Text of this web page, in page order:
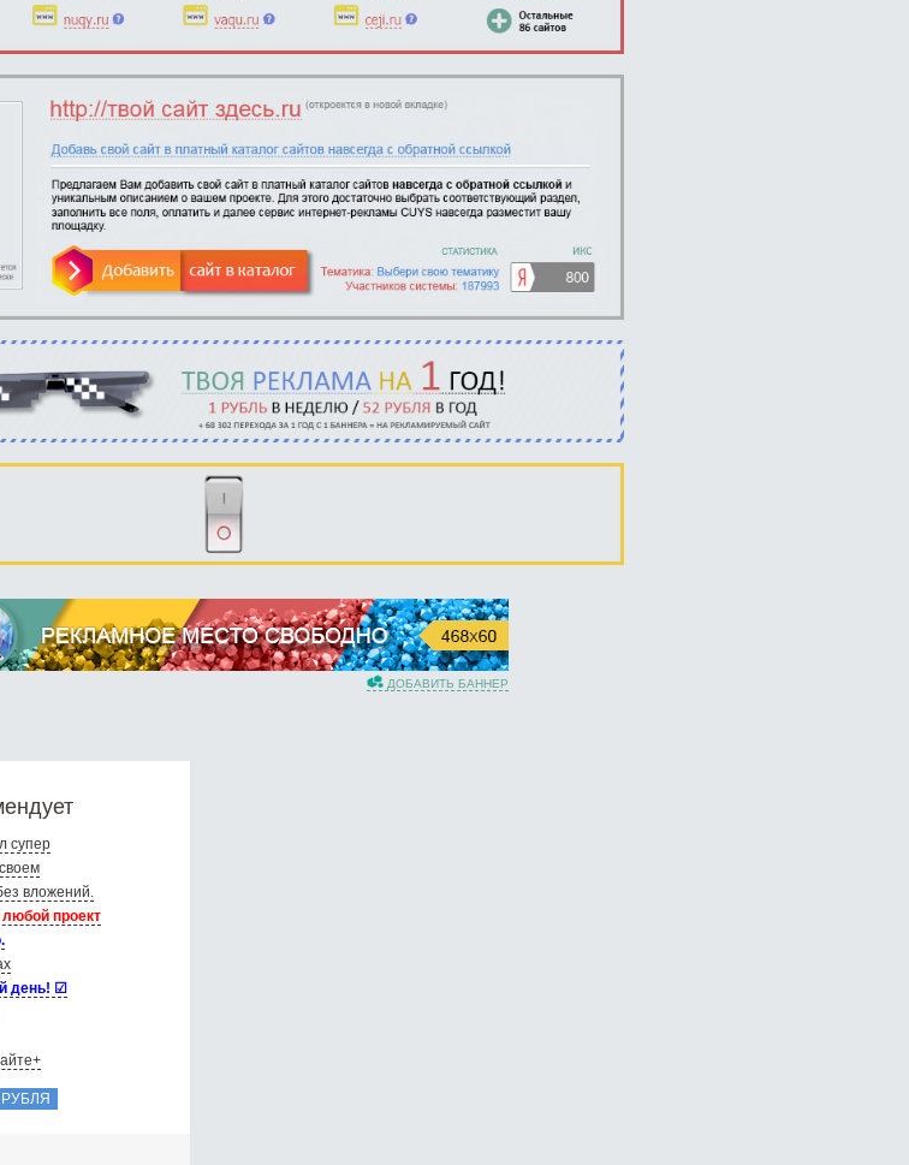
ДОБАВИТЬ БАННЕР
супер
вложений.
проект
день! ☑
РУБЛЯ